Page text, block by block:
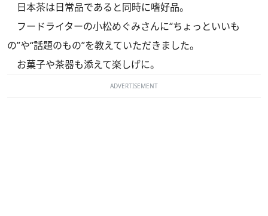
日本茶は日常品であると同時に嗜好品。
フードライターの小松めぐみさんに“ちょっといいも
の”や“話題のもの”を教えていただきました。
お菓子や茶器も添えて楽しげに。
ADVERTISEMENT